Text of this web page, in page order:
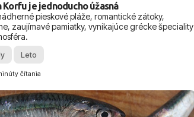
Korfu je jednoducho úžasná
pieskové pláže, romantické zátoky,
zaujímavé pamiatky, vynikajúce grécke špeciality
Leto
čítania